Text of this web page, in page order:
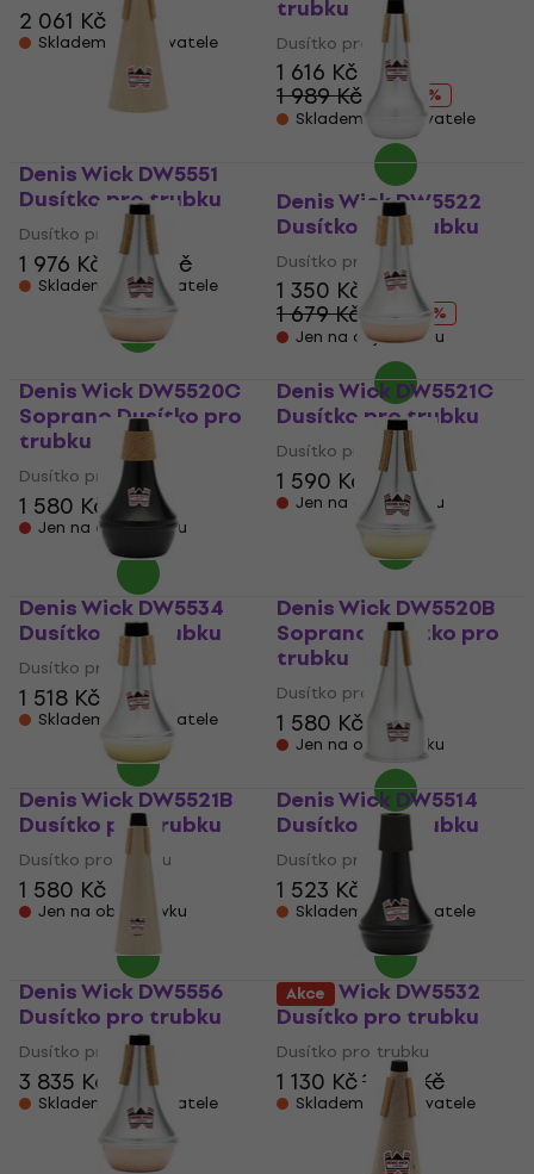
2 061 Kč
Skladem u dodavatele
trubku
Dusítko pro trubku
1 616 Kč
1 989 Kč
- 19 %
Skladem u dodavatele
Denis Wick DW5551
Dusítko pro trubku
Dusítko pro trubku
1 976 Kč 1 997 Kč
Skladem u dodavatele
Denis Wick DW5522
Dusítko pro trubku
Dusítko pro trubku
1 350 Kč
1 679 Kč
- 20 %
Jen na objednávku
Denis Wick DW5520C
Soprano Dusítko pro
trubku
Dusítko pro trubku
1 580 Kč
Jen na objednávku
Denis Wick DW5521C
Dusítko pro trubku
Dusítko pro trubku
1 590 Kč
Jen na objednávku
Denis Wick DW5534
Dusítko pro trubku
Dusítko pro trubku
1 518 Kč
Skladem u dodavatele
Denis Wick DW5520B
Soprano Dusítko pro
trubku
Dusítko pro trubku
1 580 Kč
Jen na objednávku
Denis Wick DW5521B
Dusítko pro trubku
Dusítko pro trubku
1 580 Kč
Jen na objednávku
Denis Wick DW5514
Dusítko pro trubku
Dusítko pro trubku
1 523 Kč
Skladem u dodavatele
Denis Wick DW5556
Dusítko pro trubku
Dusítko pro trubku
3 835 Kč
Skladem u dodavatele
Denis Wick DW5532
Dusítko pro trubku
Dusítko pro trubku
1 130 Kč1 142 Kč
Skladem u dodavatele
Akce